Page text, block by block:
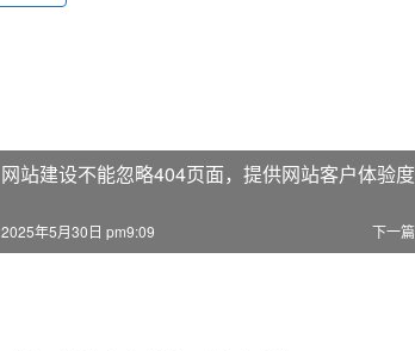
网站建设不能忽略404页面，提供网站客户体验度
下一篇
2025年5月30日 pm9:09